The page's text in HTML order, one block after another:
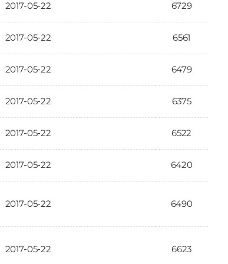
2017-05-22 6729
2017-05-22 6561
2017-05-22 6479
2017-05-22 6375
2017-05-22 6522
2017-05-22 6420
2017-05-22 6490
2017-05-22 6623